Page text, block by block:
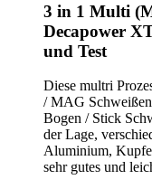
3 in 1 Multi
Decapower
und Test
Diese multri
/ MAG
Bogen / Stick
der Lage,
Aluminium,
sehr gutes und